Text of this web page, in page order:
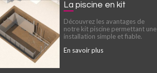
La piscine en kit
Découvrez les avantages de
notre kit piscine permettant une
installation simple et fiable.
En savoir plus